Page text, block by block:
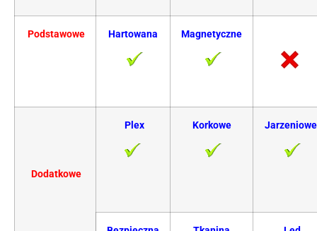
Podstawowe Hartowana Magnetyczne
Dodatkowe
Plex Korkowe Jarzeniowe